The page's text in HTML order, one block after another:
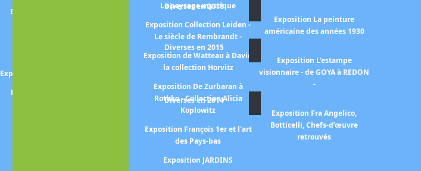
Exposition SOUTINE - DE
Exposition Mickalene THOMAS
Exposition Paul STRAND
Le paysage mystique
Exposition Collection Leiden -
Le siècle de Rembrandt -
Exposition de Watteau à David
la collection Horvitz
Exposition De Zurbaran à
Rothko - Collection Alicia
Koplowitz
Exposition François 1er et l'art
des Pays-bas
Exposition JARDINS
Diverses en 2016
Exposition La peinture
américaine des années 1930
Diverses en 2015
Exposition L'estampe
visionnaire - de GOYA à REDON
-
Diverses en 2014
Exposition Fra Angelico,
Botticelli, Chefs-d’œuvre
retrouvés